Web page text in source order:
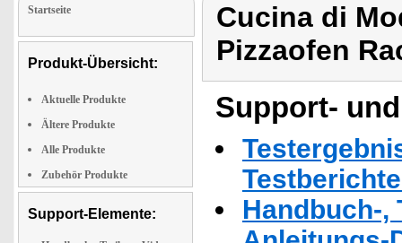
Startseite
Produkt-Übersicht:
Aktuelle Produkte
Ältere Produkte
Alle Produkte
Zubehör Produkte
Support-Elemente:
Cucina di
Pizzaofen
Support-
Handbuch-,